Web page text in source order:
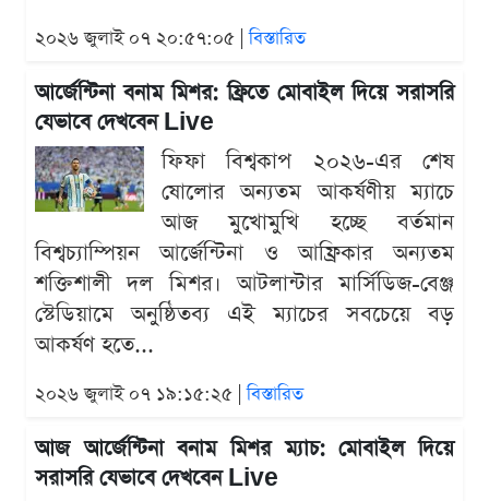
২০২৬ জুলাই ০৭ ২০:৫৭:০৫ |বিস্তারিত
আর্জেন্টিনা বনাম মিশর: ফ্রিতে মোবাইল দিয়ে সরাসরি
যেভাবে দেখবেন Live
ফিফা বিশ্বকাপ ২০২৬-এর শেষ
ষোলোর অন্যতম আকর্ষণীয় ম্যাচে
আজ মুখোমুখি হচ্ছে বর্তমান
বিশ্বচ্যাম্পিয়ন আর্জেন্টিনা ও আফ্রিকার অন্যতম
শক্তিশালী দল মিশর। আটলান্টার মার্সিডিজ-বেঞ্জ
স্টেডিয়ামে অনুষ্ঠিতব্য এই ম্যাচের সবচেয়ে বড়
আকর্ষণ হতে...
২০২৬ জুলাই ০৭ ১৯:১৫:২৫ |বিস্তারিত
আজ আর্জেন্টিনা বনাম মিশর ম্যাচ: মোবাইল দিয়ে
সরাসরি যেভাবে দেখবেন Live